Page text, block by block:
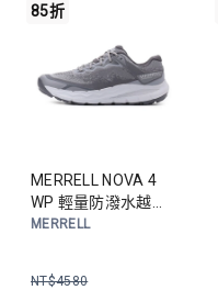
85折
MERRELL NOVA 4
WP 輕量防潑水越野
鞋 灰 ML00003479
MERRELL
NT$4580